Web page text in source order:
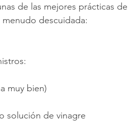
de las mejores prácticas de
menudo descuidada:
muy bien)
solución de vinagre